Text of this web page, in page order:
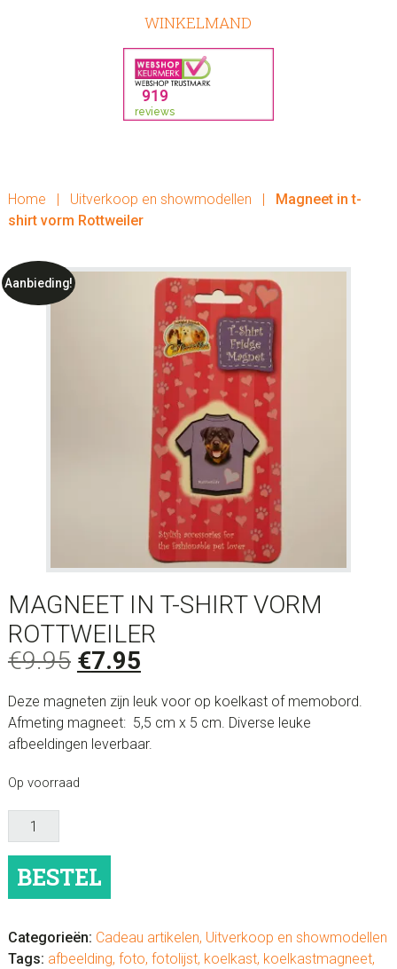
WINKELMAND
Home | Uitverkoop en showmodellen |
Magneet in t-
shirt vorm Rottweiler
Aanbieding!
MAGNEET IN T-SHIRT VORM
ROTTWEILER
€9.95 Oorspronkelijke
was:
€9.95.
€7.95Huidige
is:
€7.95.
Deze magneten zijn leuk voor op koelkast of memobord.
Afmeting magneet: 5,5 cm x 5 cm. Diverse leuke
afbeeldingen leverbaar.
Op voorraad
Magneet
in
shirt
vorm
aantal
BESTEL
Categorieën: Cadeau artikelen, Uitverkoop en showmodellen
Tags: afbeelding, foto, fotolijst, koelkast, koelkastmagneet,